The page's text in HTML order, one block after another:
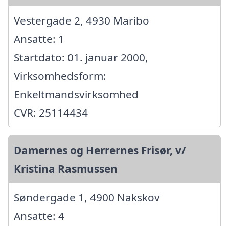
Vestergade 2, 4930 Maribo
Ansatte: 1
Startdato: 01. januar 2000,
Virksomhedsform:
Enkeltmandsvirksomhed
CVR: 25114434
Damernes og Herrernes Frisør, v/
Kristina Rasmussen
Søndergade 1, 4900 Nakskov
Ansatte: 4